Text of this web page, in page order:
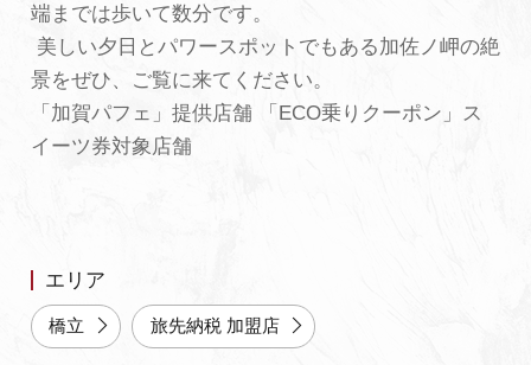
FAQ
お知らせ
動画を見る
プライバシーポリシー
端までは歩いて数分です。
美しい夕日とパワースポットでもある加佐ノ岬の絶
景をぜひ、ご覧に来てください。
「加賀パフェ」提供店舗 「ECO乗りクーポン」ス
イーツ券対象店舗
エリア
橋立 旅先納税 加盟店